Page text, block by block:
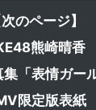
次のページ】
熊崎晴香
「表情ガー
限定版表紙